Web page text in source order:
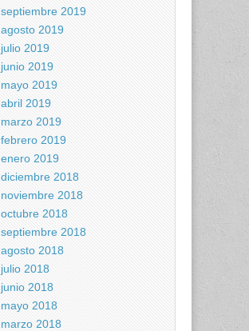
septiembre 2019
agosto 2019
julio 2019
junio 2019
mayo 2019
abril 2019
marzo 2019
febrero 2019
enero 2019
diciembre 2018
noviembre 2018
octubre 2018
septiembre 2018
agosto 2018
julio 2018
junio 2018
mayo 2018
marzo 2018